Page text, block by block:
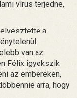
vírus terjedne,
a
van az
Félix igyekszik
az embereken,
arra, hogy